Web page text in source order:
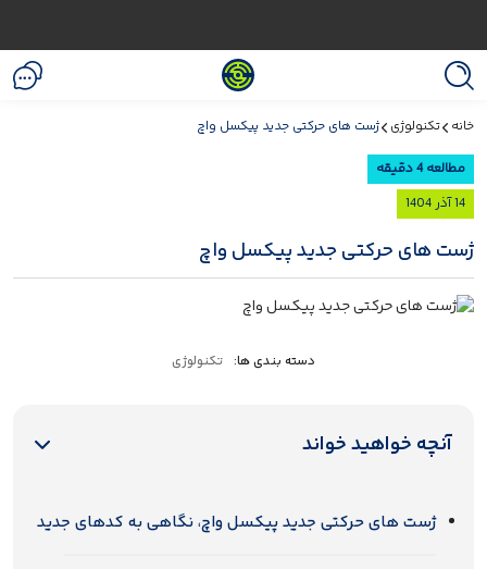
خانه تکنولوژی ژست های حرکتی جدید پیکسل واچ
مطالعه 4 دقیقه
14 آذر 1404
ژست های حرکتی جدید پیکسل واچ
دسته بندی ها: تکنولوژی
آنچه خواهید خواند
ژست های حرکتی جدید پیکسل واچ، نگاهی به کدهای جدید